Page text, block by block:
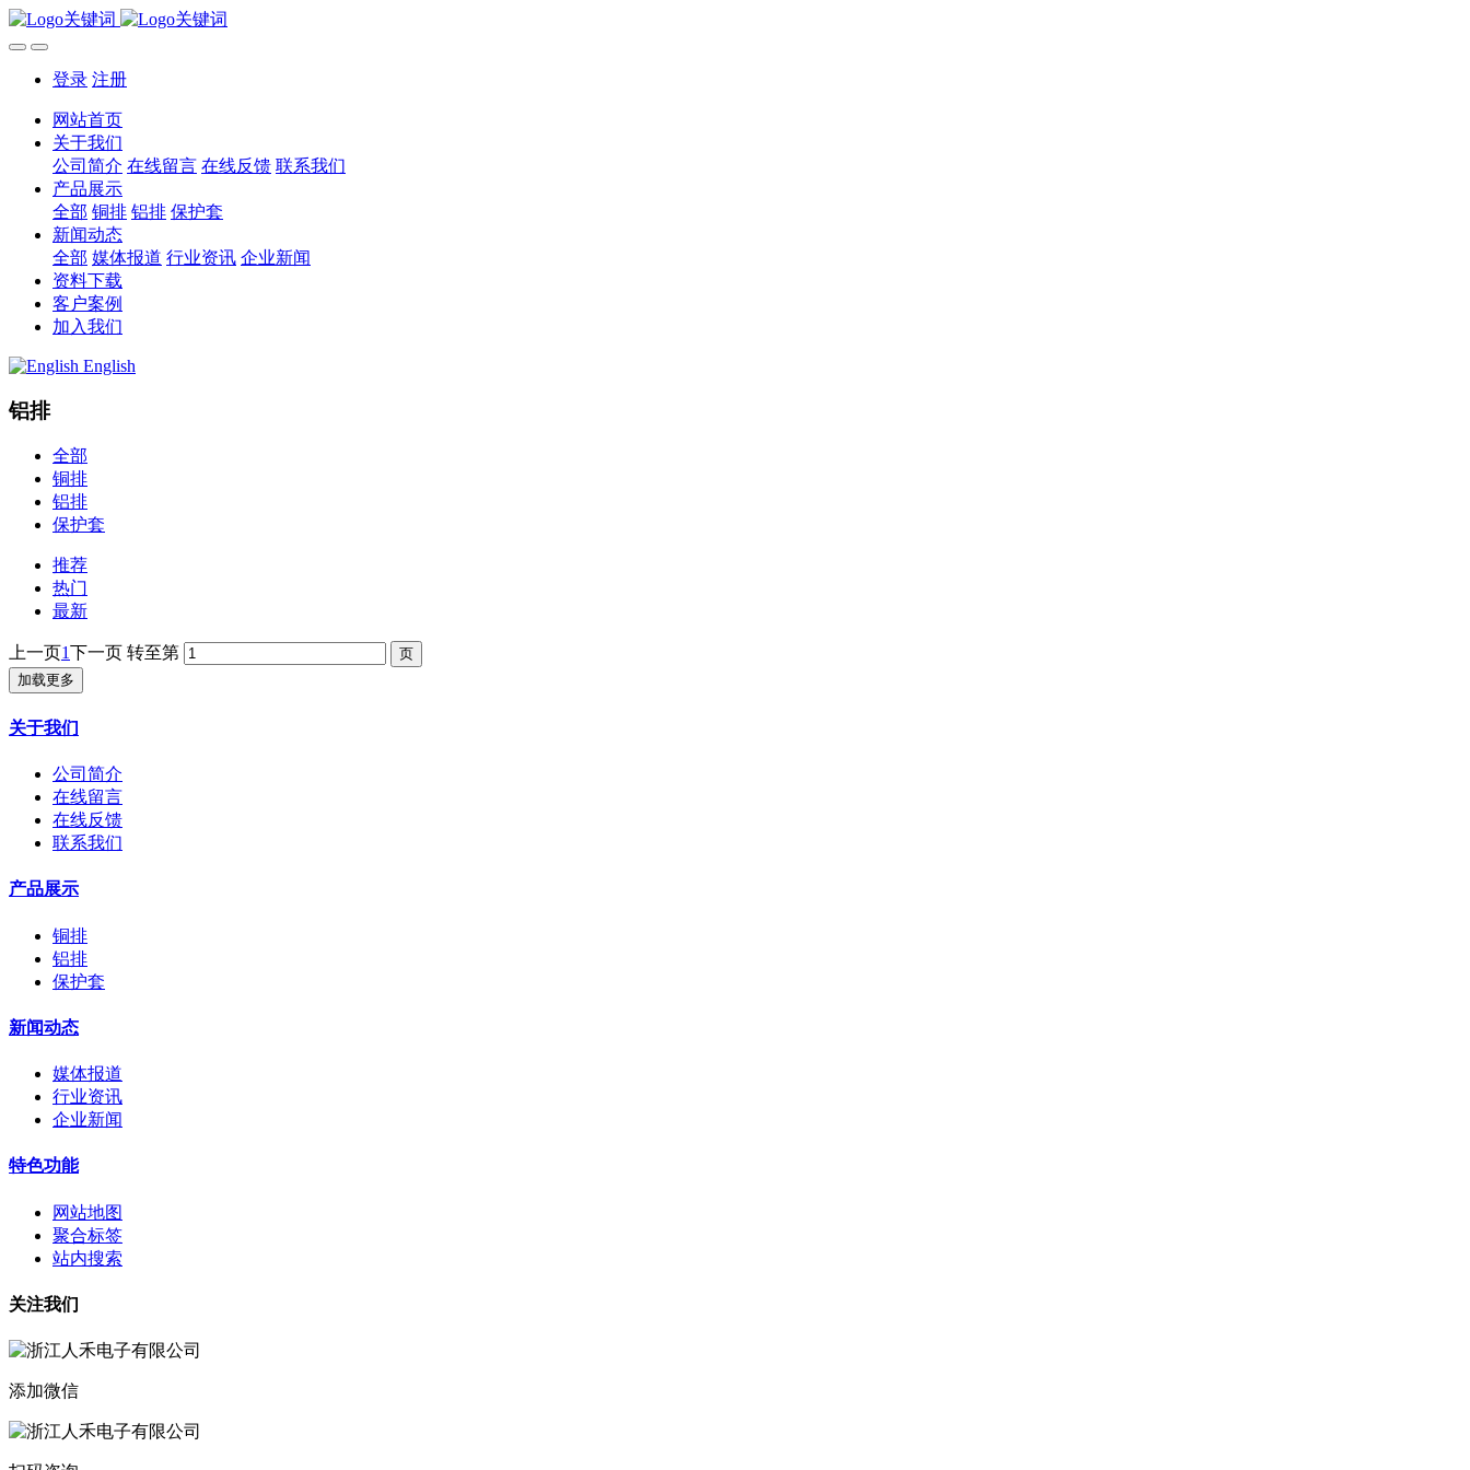
登录 注册
网站首页
关于我们
公司简介 在线留言 在线反馈 联系我们
产品展示
全部 铜排 铝排 保护套
新闻动态
全部 媒体报道 行业资讯 企业新闻
资料下载
客户案例
加入我们
English
铝排
全部
铜排
铝排
保护套
推荐
热门
最新
上一页1下一页 转至第
加载更多
关于我们
公司简介
在线留言
在线反馈
联系我们
产品展示
铜排
铝排
保护套
新闻动态
媒体报道
行业资讯
企业新闻
特色功能
网站地图
聚合标签
站内搜索
关注我们
添加微信